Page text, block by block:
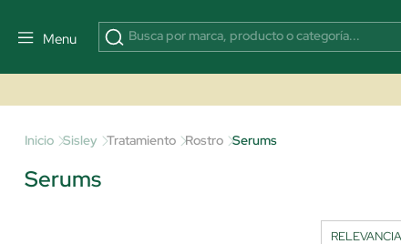
Menu
Inicio Sisley Tratamiento Rostro Serums
Serums